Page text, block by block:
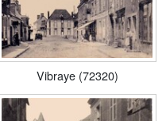
Vibraye (72320)